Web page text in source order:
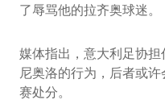
了辱骂他的拉齐奥球迷。
媒体指出，意大利足协
尼奥洛的行为，后者或
赛处分。